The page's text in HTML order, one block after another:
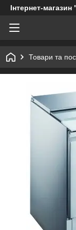
Інтернет-
Товари та